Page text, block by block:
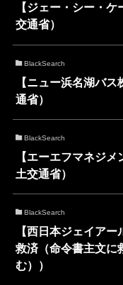
【ジェー・シー・
交通省）
BlackSearch
【ニュー浜名湖バ
通省）
BlackSearch
【エーエフマネジ
土交通省）
BlackSearch
【西日本ジェイア
救済（命令書主文に
む））